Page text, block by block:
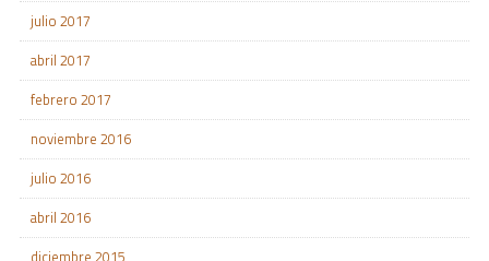
julio 2017
abril 2017
febrero 2017
noviembre 2016
julio 2016
abril 2016